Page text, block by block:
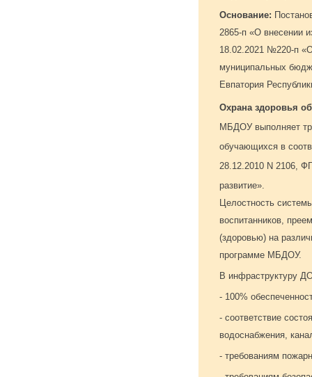
Основание:
2865-п «О внесении
18.02.2021 №220-п
муниципальных
Евпатория
Охрана здоровья
МБДОУ выполняет
обучающихся в
28.12.2010 N 2106,
развитие».
Целостность
воспитанников,
(здоровью) на
программе МБДОУ.
В инфраструктуру
- 100%
- соответствие
водоснабжения,
- требованиям